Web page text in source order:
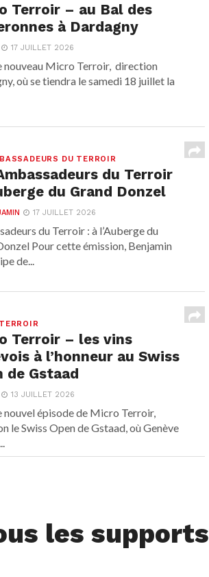
Terroir – au Bal des
à Dardagny
17 JUILLET 2026
nouveau Micro Terroir, direction
où se tiendra le samedi 18 juillet la
DU TERROIR
du Terroir
du Grand Donzel
17 JUILLET 2026
du Terroir : à l’Auberge du
Pour cette émission, Benjamin
de...
Terroir – les vins
à l’honneur au Swiss
de Gstaad
13 JUILLET 2026
nouvel épisode de Micro Terroir,
le Swiss Open de Gstaad, où Genève
les supports